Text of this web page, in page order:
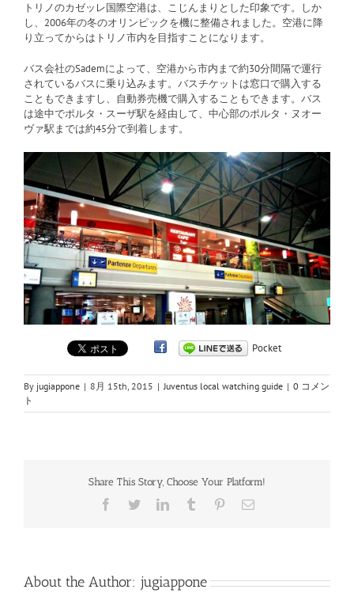
トリノのカゼッレ国際空港は、こじんまりとした印象です。しか
し、2006年の冬のオリンピックを機に整備されました。空港に降
り立ってからはトリノ市内を目指すことになります。
バス会社のSademによって、空港から市内まで約30分間隔で運行
されているバスに乗り込みます。バスチケットは窓口で購入する
こともできますし、自動券売機で購入することもできます。バス
は途中でポルタ・スーザ駅を経由して、中心部のポルタ・ヌオー
ヴァ駅までは約45分で到着します。
Pocket
By jugiappone | 8月 15th, 2015 | Juventus local watching guide | 0 コメン
ト
Share This Story, Choose Your Platform!
Facebook
TwitterLinkedInTumblr Pinterest
電
About the Author: jugiappone